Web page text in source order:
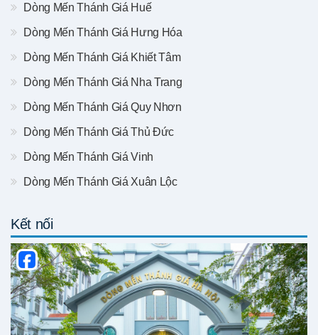
Dòng Mến Thánh Giá Huế
Dòng Mến Thánh Giá Hưng Hóa
Dòng Mến Thánh Giá Khiết Tâm
Dòng Mến Thánh Giá Nha Trang
Dòng Mến Thánh Giá Quy Nhơn
Dòng Mến Thánh Giá Thủ Đức
Dòng Mến Thánh Giá Vinh
Dòng Mến Thánh Giá Xuân Lộc
Kết nối